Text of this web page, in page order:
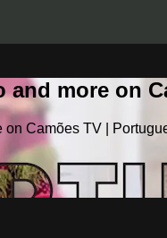
and more on
on Camões TV |